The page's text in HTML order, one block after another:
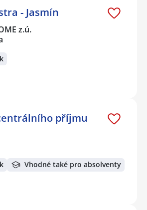
- Jasmín
z.ú.
příjmu
Vhodné také pro absolventy